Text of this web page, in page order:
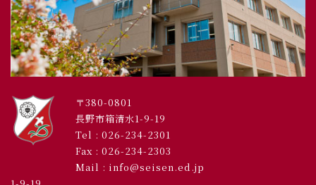
〒380-0801
長野市箱清水1-9-19
Tel : 026-234-2301
Fax : 026-234-2303
Mail : info@seisen.ed.jp